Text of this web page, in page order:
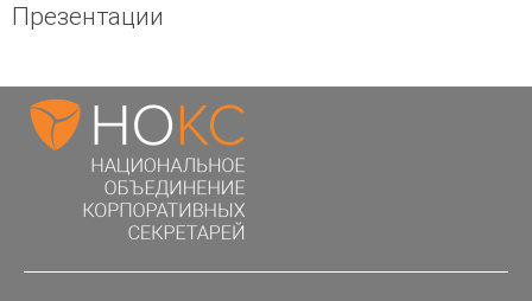
Презентации